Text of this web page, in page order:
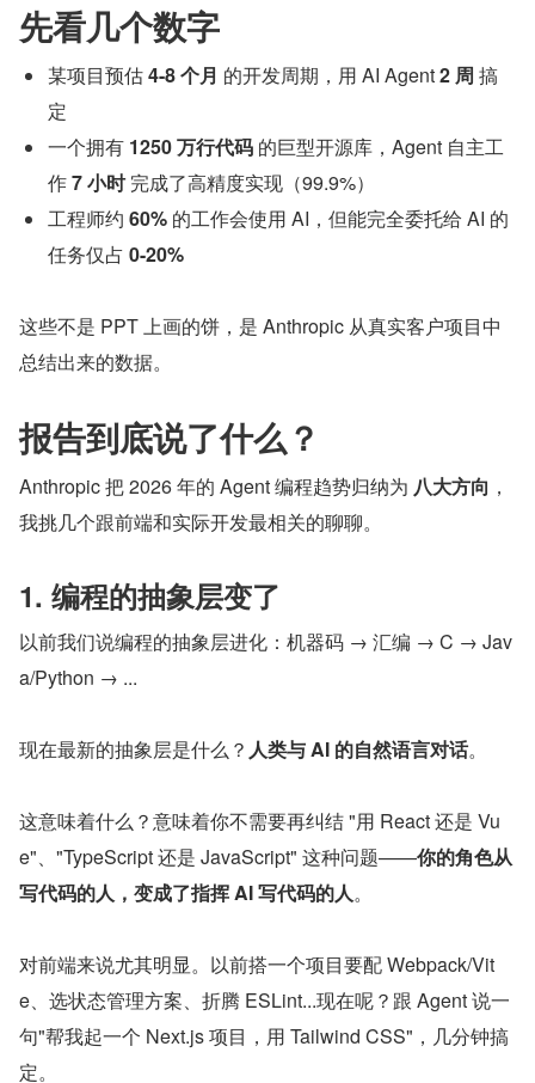
先看几个数字
某项目预估 4-8 个月 的开发周期，用 AI Agent 2 周 搞
定
一个拥有 1250 万行代码 的巨型开源库，Agent 自主工
作 7 小时 完成了高精度实现（99.9%）
工程师约 60% 的工作会使用 AI，但能完全委托给 AI 的
任务仅占 0-20%
这些不是 PPT 上画的饼，是 Anthropic 从真实客户项目中
总结出来的数据。
报告到底说了什么？
Anthropic 把 2026 年的 Agent 编程趋势归纳为 八大方向 ，
我挑几个跟前端和实际开发最相关的聊聊。
1. 编程的抽象层变了
以前我们说编程的抽象层进化：机器码 → 汇编 → C → Jav
a/Python → ...
现在最新的抽象层是什么？ 人类与 AI 的自然语言对话。
这意味着什么？意味着你不需要再纠结 "用 React 还是 Vu
e"、"TypeScript 还是 JavaScript" 这种问题——你的角色从
写代码的人，变成了指挥 AI 写代码的人。
对前端来说尤其明显。以前搭一个项目要配 Webpack/Vit
e、选状态管理方案、折腾 ESLint...现在呢？跟 Agent 说一
句"帮我起一个 Next.js 项目，用 Tailwind CSS"，几分钟搞
定。